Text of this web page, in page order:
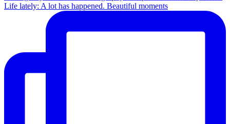
Life lately: A lot has happened. Beautiful moments